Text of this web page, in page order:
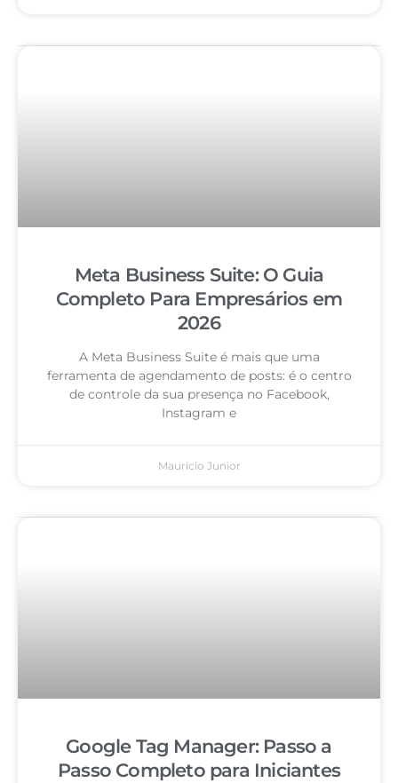
Meta Business Suite: O Guia
Completo Para Empresários em
2026
A Meta Business Suite é mais que uma
ferramenta de agendamento de posts: é o centro
de controle da sua presença no Facebook,
Instagram e
Mauricio Junior
Google Tag Manager: Passo a
Passo Completo para Iniciantes